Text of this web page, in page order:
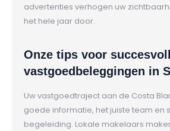
advertenties verhogen uw
het hele jaar door.
Onze tips voor
vastgoedbeleggingen in
Uw vastgoedtraject aan de Costa
goede informatie, het juiste team en
begeleiding. Lokale makelaars